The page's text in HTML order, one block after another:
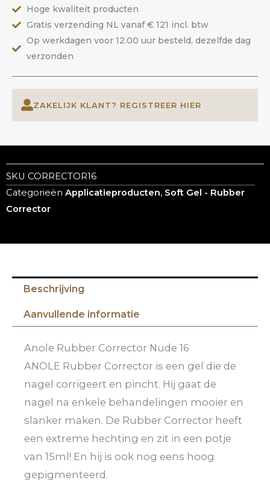
Hoge kwaliteit producten
Gratis verzending NL vanaf € 121 incl. btw
Op werkdagen voor 12.00 uur besteld, dezelfde dag
verzonden
ZAKELIJK KLANT? REGISTREER HIER
SKU CORRECTOR16
Categorieën Applicatieproducten, Soft Gel - Rubber
Corrector
Beschrijving
Aanvullende informatie
Anole Rubber Corrector Nude 16
ANOLE Rubber Corrector is een gel die de
nagel corrigeert en pincht. Hij gaat de
nagel na enkele behandelingen mooier en
slanker maken. De Rubber Corrector heeft
een extreme hechting en zit in een potje
van 15ml! En hij is ook nog eens hoog
gepigmenteerd.